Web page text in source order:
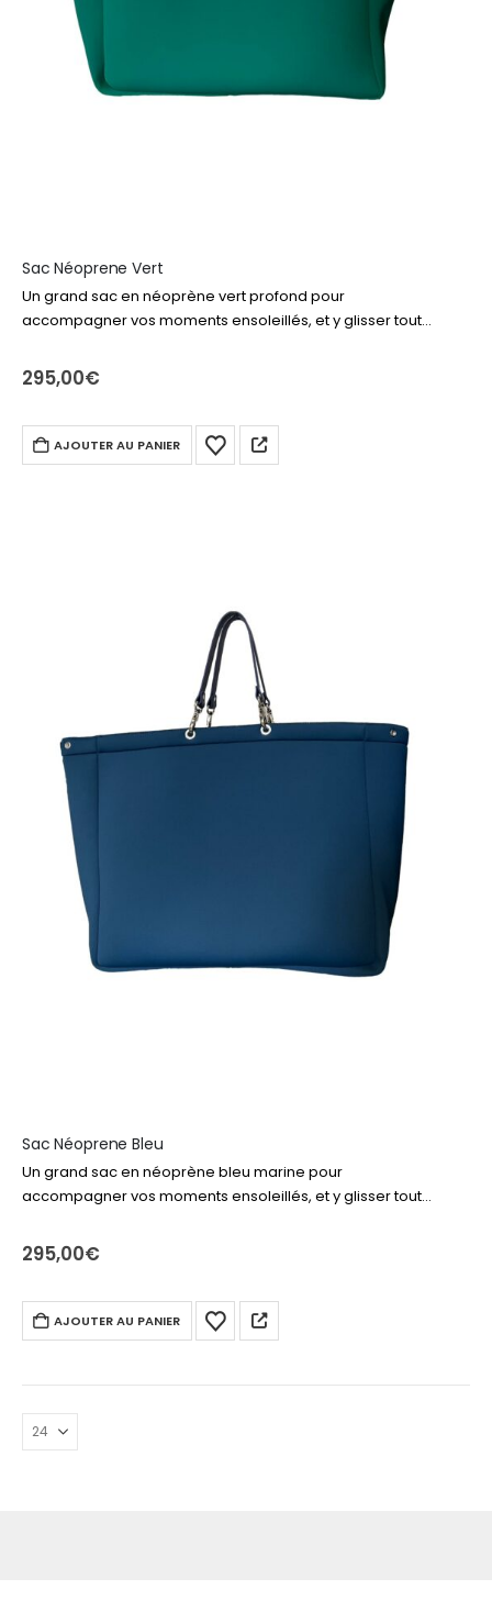
Sac Néoprene Vert
Un grand sac en néoprène vert profond pour
accompagner vos moments ensoleillés, et y glisser tout
solaire, drap de bain, lunettes… tout…
295,00€
AJOUTER AU PANIER
Sac Néoprene Bleu
Un grand sac en néoprène bleu marine pour
accompagner vos moments ensoleillés, et y glisser tout
solaire, drap de bain, lunettes… tout…
295,00€
AJOUTER AU PANIER